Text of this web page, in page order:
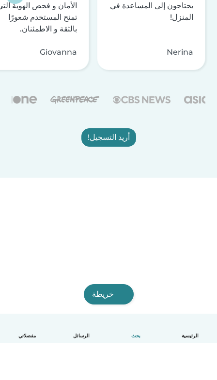
الرئيسية بحث الرسائل مفضلاتي
يحتاجون إلى المساعدة في
المنزل!
Nerina
الأمان و فحص الهوية
تمنح المستخدم شعورًا
بالثقة و الاطمئنان.
Giovanna
أريد التسجيل!
خريطة